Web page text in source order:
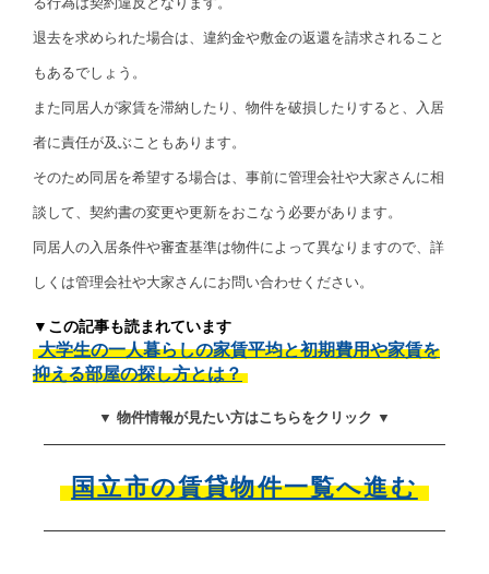
退去を求められた場合は、違約金や敷金の返還を請求されること
もあるでしょう。
また同居人が家賃を滞納したり、物件を破損したりすると、入居
者に責任が及ぶこともあります。
そのため同居を希望する場合は、事前に管理会社や大家さんに相
談して、契約書の変更や更新をおこなう必要があります。
同居人の入居条件や審査基準は物件によって異なりますので、詳
しくは管理会社や大家さんにお問い合わせください。
▼この記事も読まれています
大学生の一人暮らしの家賃平均と初期費用や家賃を
抑える部屋の探し方とは？
▼ 物件情報が見たい方はこちらをクリック ▼
国立市の賃貸物件一覧へ進む